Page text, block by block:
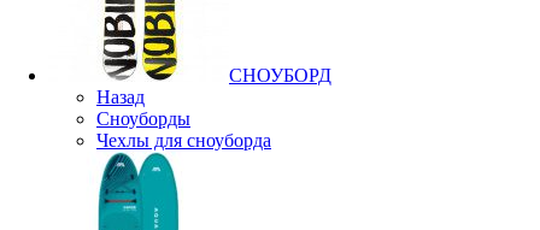
СНОУБОРД
Назад
Сноуборды
Чехлы для сноуборда